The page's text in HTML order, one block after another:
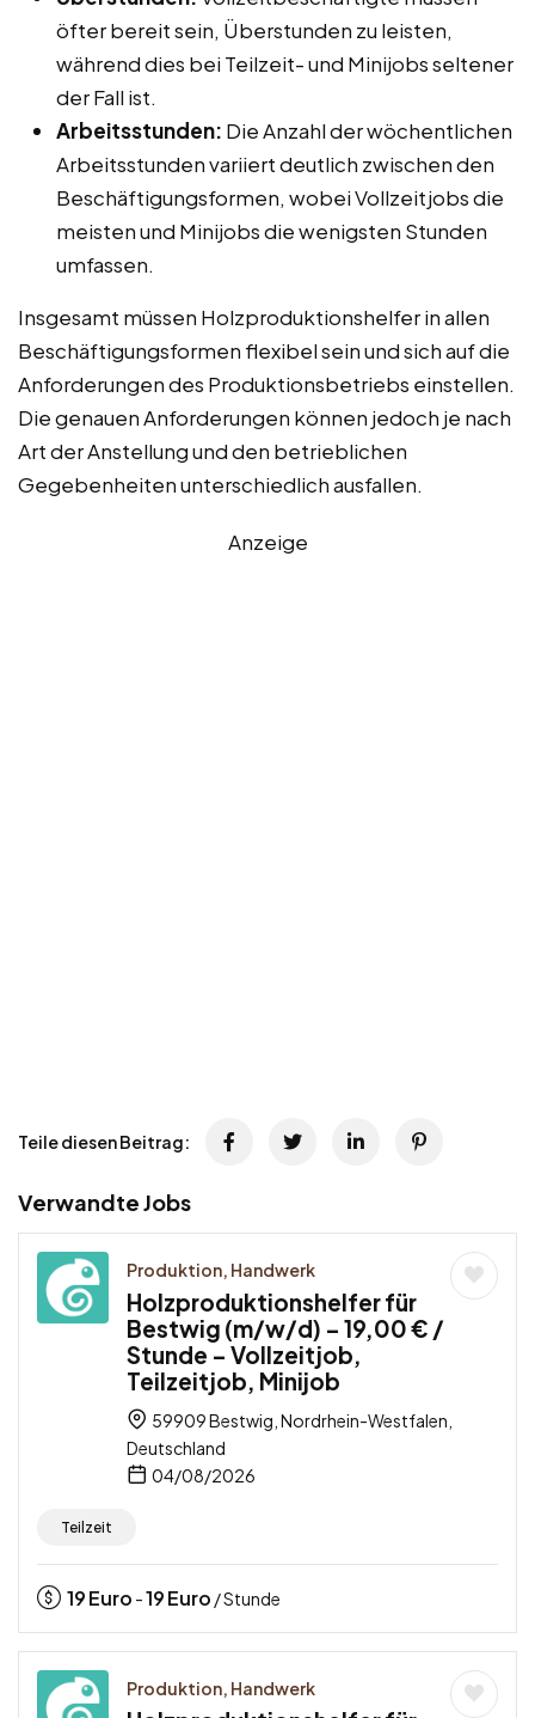
öfter bereit sein, Überstunden zu leisten,
während dies bei Teilzeit- und Minijobs seltener
der Fall ist.
Arbeitsstunden: Die Anzahl der wöchentlichen
Arbeitsstunden variiert deutlich zwischen den
Beschäftigungsformen, wobei Vollzeitjobs die
meisten und Minijobs die wenigsten Stunden
umfassen.
Insgesamt müssen Holzproduktionshelfer in allen
Beschäftigungsformen flexibel sein und sich auf die
Anforderungen des Produktionsbetriebs einstellen.
Die genauen Anforderungen können jedoch je nach
Art der Anstellung und den betrieblichen
Gegebenheiten unterschiedlich ausfallen.
Anzeige
Teile diesen Beitrag:
Verwandte Jobs
Produktion, Handwerk
Holzproduktionshelfer für
Bestwig (m/w/d) – 19,00 € /
Stunde – Vollzeitjob,
Teilzeitjob, Minijob
59909 Bestwig, Nordrhein-Westfalen,
Deutschland
04/08/2026
Teilzeit
19Euro -19Euro / Stunde
Produktion, Handwerk